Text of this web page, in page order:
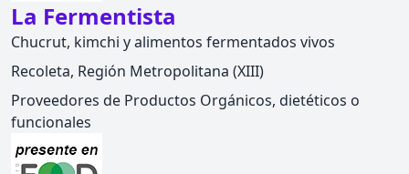
La Fermentista
Chucrut, kimchi y alimentos fermentados vivos
Recoleta, Región Metropolitana (XIII)
Proveedores de Productos Orgánicos, dietéticos o
funcionales